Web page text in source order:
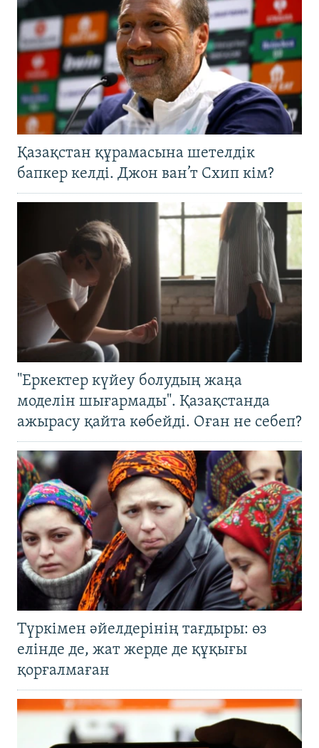
Қазақстан құрамасына шетелдік
бапкер келді. Джон ван’т Схип кім?
"Еркектер күйеу болудың жаңа
моделін шығармады". Қазақстанда
ажырасу қайта көбейді. Оған не себеп?
Түркімен әйелдерінің тағдыры: өз
елінде де, жат жерде де құқығы
қорғалмаған